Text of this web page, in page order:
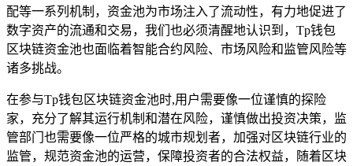
配等一系列机制，资金池为市场注入了流动性，有力地促进了
数字资产的流通和交易，我们也必须清醒地认识到，Tp钱包
区块链资金池也面临着智能合约风险、市场风险和监管风险等
诸多挑战。
在参与Tp钱包区块链资金池时,用户需要像一位谨慎的探险
家，充分了解其运行机制和潜在风险，谨慎做出投资决策，监
管部门也需要像一位严格的城市规划者，加强对区块链行业的
监管，规范资金池的运营，保障投资者的合法权益，随着区块